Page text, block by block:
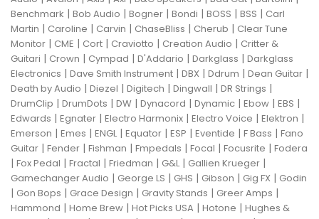
Benchmark | Bob Audio | Bogner | Bondi | BOSS | BSS | Carl
Martin | Caroline | Carvin | ChaseBliss | Cherub | Clear Tune
Monitor | CME | Cort | Craviotto | Creation Audio | Critter &
Guitari | Crown | Cympad | D'Addario | Darkglass | Darkglass
Electronics | Dave Smith Instrument | DBX | Ddrum | Dean Guitar |
Death by Audio | Diezel | Digitech | Dingwall | DR Strings |
DrumClip | DrumDots | DW | Dynacord | Dynamic | Ebow | EBS |
Edwards | Egnater | Electro Harmonix | Electro Voice | Elektron |
Emerson | Emes | ENGL| Equator | ESP | Eventide | F Bass | Fano
Guitar | Fender | Fishman | Fmpedals | Focal | Focusrite | Fodera
| Fox Pedal | Fractal | Friedman | G&L| Gallien Krueger |
Gamechanger Audio | George LS | GHS | Gibson | Gig FX | Godin
| Gon Bops | Grace Design | Gravity Stands | Greer Amps |
Hammond | Home Brew | Hot Picks USA | Hotone | Hughes &